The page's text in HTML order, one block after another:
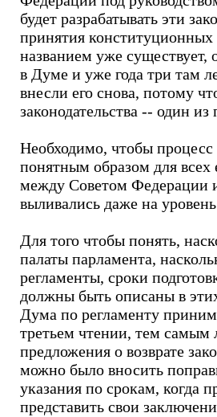
будет разрабатывать эти
принятия
названием уже
в Думе и уже года три там
внесли его снова, потому
законодательства -- один
Необходимо, чтобы процесс
понятным образом для всех
между Советом Федерации
выливались даже на
Для того чтобы понять,
палаты парламента,
регламенты, сроки
должны быть описаны в
Дума по регламенту
третьем чтении, тем
предложения о возврате
можно было вносить
указания по срокам, когда
представить свои